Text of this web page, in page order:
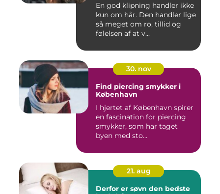
En god klipning handler ikke
kun om hår. Den handler lige
så meget om ro, tillid og
følelsen af at v...
30. nov
Find piercing smykker i
København
I hjertet af København spirer
en fascination for piercing
smykker, som har taget
byen med sto...
21. aug
Derfor er søvn den bedste